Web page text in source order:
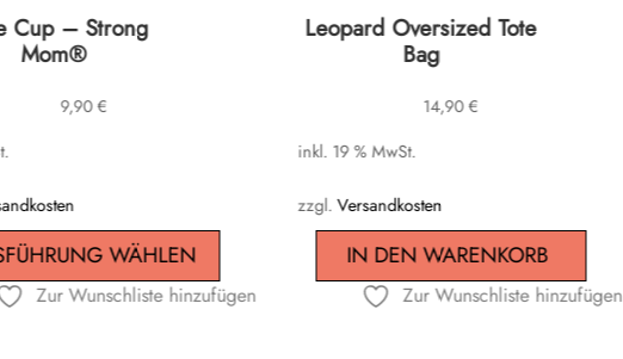
Cup – Strong
Mom®
9,90€
WÄHLEN
Zur Wunschliste hinzufügen
Leopard Oversized Tote
Bag
14,90€
inkl. 19 % MwSt.
zzgl.Versandkosten
IN DEN WARENKORB
Zur Wunschliste hinzufügen